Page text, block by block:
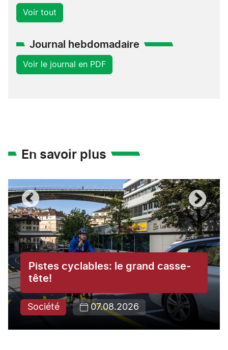
Voir tout
Journal hebdomadaire
Voir le journal en PDF
En savoir plus
Pistes cyclables: le grand casse-
tête!
Société 07.08.2026